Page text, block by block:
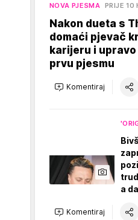
NOVA PJESMA PRIJE 10
Nakon dueta s
domaći pjevač
karijeru i
prvu pjesmu
Komentiraj
a
Komentiraj